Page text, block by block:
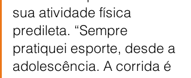
sua atividade física
predileta. “Sempre
pratiquei esporte, desde a
adolescência. A corrida é